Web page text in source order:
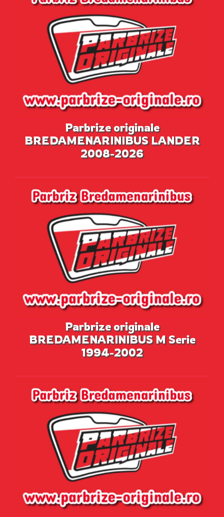
Parbrize originale
BREDAMENARINIBUS LANDER
2008-2026
Parbrize originale
BREDAMENARINIBUS M Serie
1994-2002